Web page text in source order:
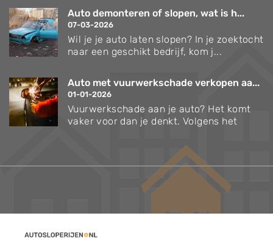
Auto demonteren of slopen, wat is h...
07-03-2026
Wil je je auto laten slopen? In je zoektocht
naar een geschikt bedrijf, kom j...
Auto met vuurwerkschade verkopen aa...
01-01-2026
Vuurwerkschade aan je auto? Het komt
vaker voor dan je denkt. Volgens het